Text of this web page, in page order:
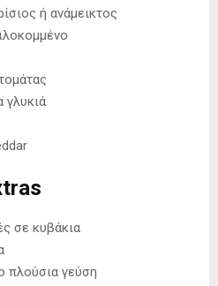
ή ανάμεικτος
γλυκιά
σε κυβάκια
πλούσια γεύση